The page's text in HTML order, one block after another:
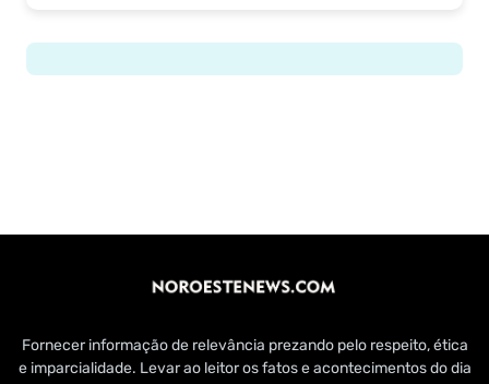
Fornecer informação de relevância prezando pelo respeito, ética
e imparcialidade. Levar ao leitor os fatos e acontecimentos do dia